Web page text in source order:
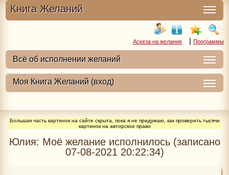
Книга Желаний
Аскеза на желание | Программы
Большая часть картинок на сайте скрыта, пока я не придумаю, как проверить тысячи
картинок на авторское право
Юлия: Моё желание исполнилось (записано
07-08-2021 20:22:34)